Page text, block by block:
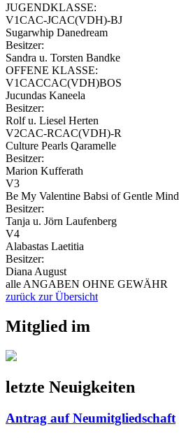
JUGENDKLASSE:
V1CAC-JCAC(VDH)-BJ
Sugarwhip Danedream
Besitzer:
Sandra u. Torsten Bandke
OFFENE KLASSE:
V1CACCAC(VDH)BOS
Jucundas Kaneela
Besitzer:
Rolf u. Liesel Herten
V2CAC-RCAC(VDH)-R
Culture Pearls Qaramelle
Besitzer:
Marion Kufferath
V3
Be My Valentine Babsi of Gentle Mind
Besitzer:
Tanja u. Jörn Laufenberg
V4
Alabastas Laetitia
Besitzer:
Diana August
alle ANGABEN OHNE GEWÄHR
zurück zur Übersicht
Mitglied im
letzte Neuigkeiten
Antrag auf Neumitgliedschaft